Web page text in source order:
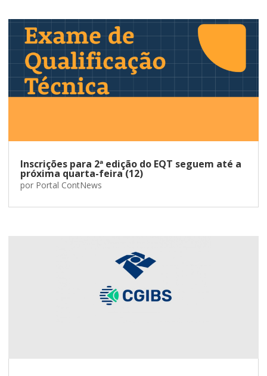
Inscrições para 2ª edição do EQT seguem até a
próxima quarta-feira (12)
por Portal ContNews